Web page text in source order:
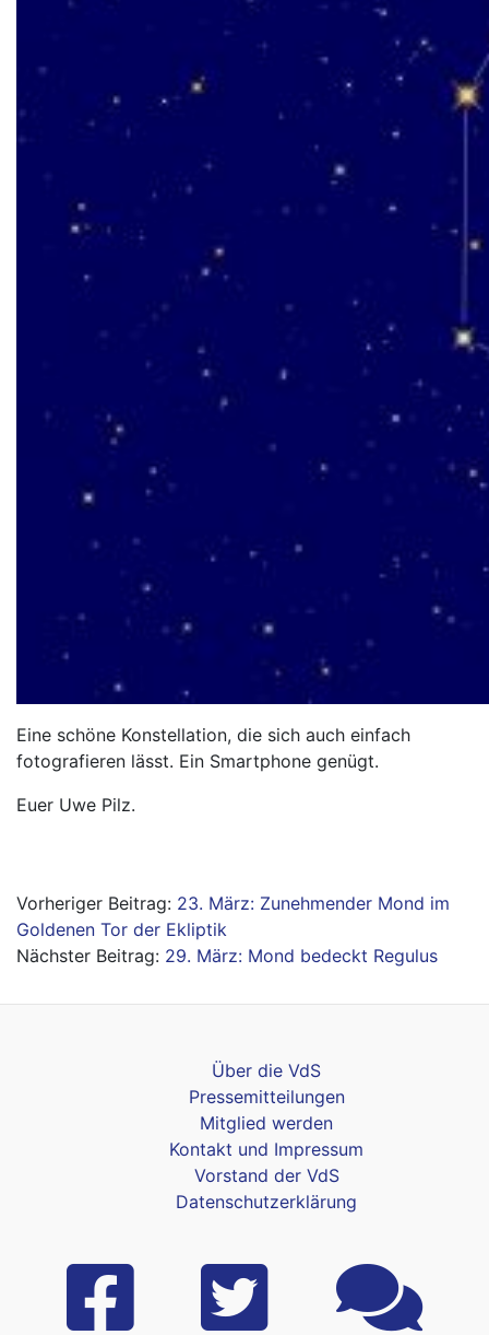
Eine schöne Konstellation, die sich auch einfach
fotografieren lässt. Ein Smartphone genügt.
Euer Uwe Pilz.
Beitragsnavigation23. März: Zunehmender Mond im
Goldenen Tor der Ekliptik
29. März: Mond bedeckt Regulus
Über die VdS
Pressemitteilungen
Mitglied werden
Kontakt und Impressum
Vorstand der VdS
Datenschutzerklärung